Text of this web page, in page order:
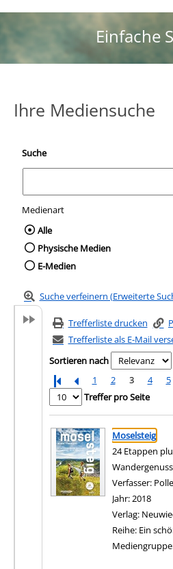
Einfache
Ihre Mediensuche
Suche
Medienart
Wählen Sie die
Alle
Physische Medien
E-Medien
Suche verfeinern (Erweiterte
Trefferliste drucken
Trefferliste als E-Mail
Sortieren nach
1
2 3 4 5
Treffer pro Seite
Suchergebnis
Zu den Suchfiltern springen
Moselsteig
24 Etappen
Verfasser:
Jahr:2018
Verlag:
Reihe: Ein